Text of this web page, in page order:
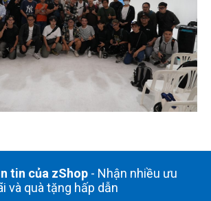
tin của zShop- Nhận nhiều ưu
và quà tặng hấp dẫn